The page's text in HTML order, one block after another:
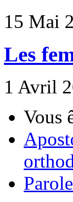
15 Mai
Les
1 Avril
Vous